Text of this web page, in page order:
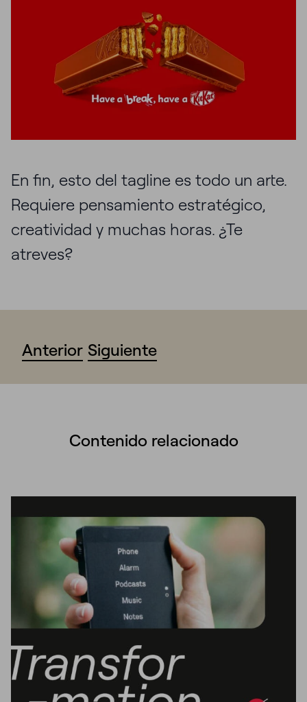
En fin, esto del tagline es todo un arte.
Requiere pensamiento estratégico,
creatividad y muchas horas. ¿Te
atreves?
Anterior Siguiente
Contenido relacionado